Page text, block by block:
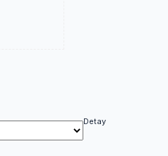
Detay